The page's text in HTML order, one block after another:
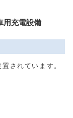
用充電設備
されています。